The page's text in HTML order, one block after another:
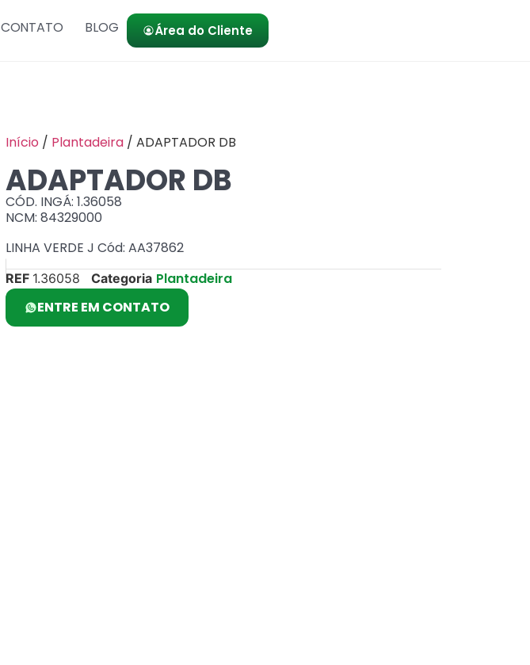
CONTATO BLOG Área do Cliente
Início / Plantadeira / ADAPTADOR DB
ADAPTADOR DB
CÓD. INGÁ: 1.36058
NCM: 84329000
LINHA VERDE J Cód: AA37862
REF 1.36058 Categoria Plantadeira
ENTRE EM CONTATO